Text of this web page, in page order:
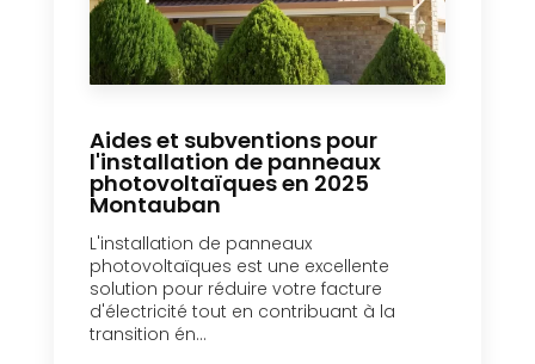
Aides et subventions pour
l'installation de panneaux
photovoltaïques en 2025
Montauban
L'installation de panneaux
photovoltaïques est une excellente
solution pour réduire votre facture
d'électricité tout en contribuant à la
transition én...